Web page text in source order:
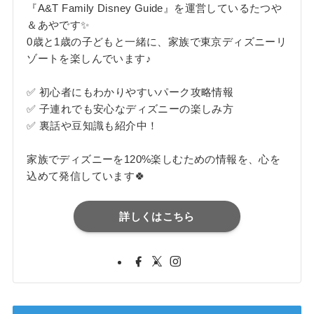
『A&T Family Disney Guide』を運営しているたつや
＆あやです✨
0歳と1歳の子どもと一緒に、家族で東京ディズニーリ
ゾートを楽しんでいます♪
✅ 初心者にもわかりやすいパーク攻略情報
✅ 子連れでも安心なディズニーの楽しみ方
✅ 裏話や豆知識も紹介中！
家族でディズニーを120%楽しむための情報を、心を
込めて発信しています🍀
詳しくはこちら